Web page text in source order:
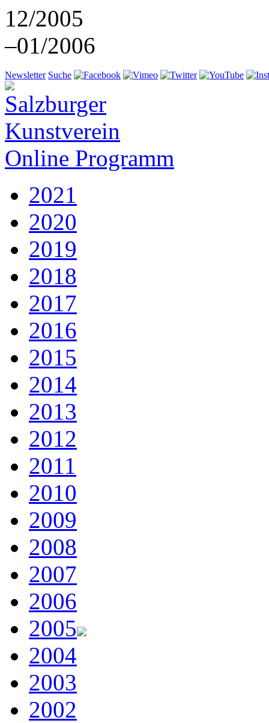
12/2005
–01/2006
Newsletter Suche
Online Programm
2021
2020
2019
2018
2017
2016
2015
2014
2013
2012
2011
2010
2009
2008
2007
2006
2005
2004
2003
2002